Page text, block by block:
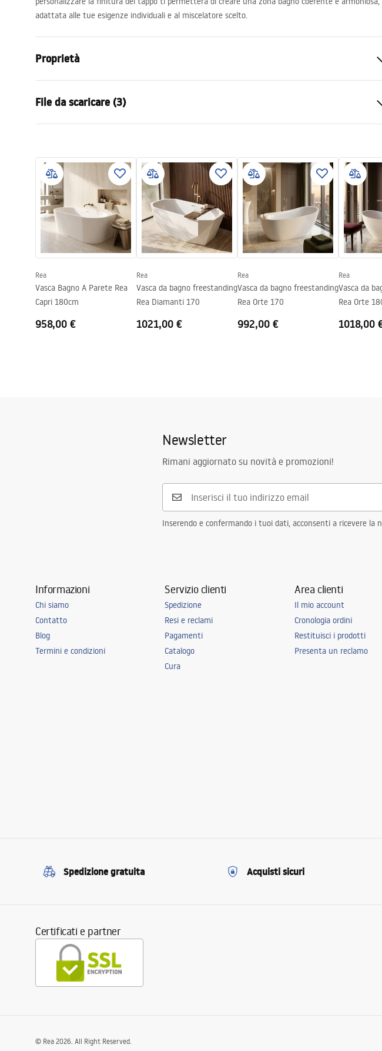
adattata alle tue esigenze individuali e al miscelatore scelto.
Proprietà
Colore
Materiale
Acrilico
Larghezza
760
mm
Altezza
580
mm
Lato di installazione
Universale
Piletta e sifone inclusi
SÌ
Garanzia
24 mesi
File da scaricare (3)
Instrukcja_wanien_przy__ciennych
WARUNKI_BEZPIECZENSTWA_WAN
NY.pdf
Condizioni di garanzia
Warranty_Terms_and_Conditions_
Bathtubs.pdf
Rea
Vasca Bagno A Parete Rea
Capri 180cm
958,00 €
Rea
Vasca da bagno freestanding
Rea Diamanti 170
1021,00 €
Rea
Vasca da bagno freestanding
Rea Orte 170
992,00 €
Rea
Vasca da
Rea Orte
1018,00
Newsletter
Rimani aggiornato su novità e promozioni!
Inserendo e confermando i tuoi dati, acconsenti a ricevere
Informazioni
Chi siamo
Contatto
Blog
Termini e condizioni
Servizio clienti
Spedizione
Resi e reclami
Pagamenti
Catalogo
Cura
Area clienti
Il mio account
Cronologia ordini
Restituisci i prodotti
Presenta un reclamo
Spedizione gratuita Acquisti sicuri
Certificati e partner
© Rea 2026. All Right Reserved.